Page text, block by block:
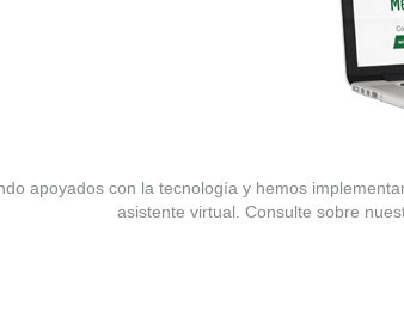
apoyados con la tecnología y hemos
asistente virtual. Consulte sobre